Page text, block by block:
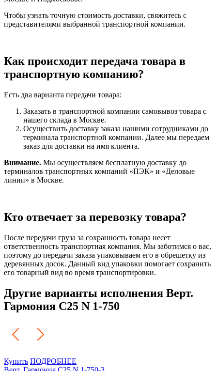
Чтобы узнать точную стоимость доставки, свяжитесь с
представителями выбранной транспортной компании.
Как происходит передача товара в
транспортную компанию?
Есть два варианта передачи товара:
Заказать в транспортной компании самовывоз товара с
нашего склада в Москве.
Осуществить доставку заказа нашими сотрудниками до
терминала транспортной компании. Далее мы передаем
заказ для доставки на имя клиента.
Внимание. Мы осуществляем бесплатную доставку до
терминалов транспортных компаний «ПЭК» и «Деловые
линии» в Москве.
Кто отвечает за перевозку товара?
После передачи груза за сохранность товара несет
ответственность транспортная компания. Мы заботимся о вас,
поэтому до передачи заказа упаковываем его в обрешетку из
деревянных досок. Данный вид упаковки помогает сохранить
его товарный вид во время транспортировки.
Другие варианты исполнения Верт.
Гармония С25 N 1-750
Купить ПОДРОБНЕЕ